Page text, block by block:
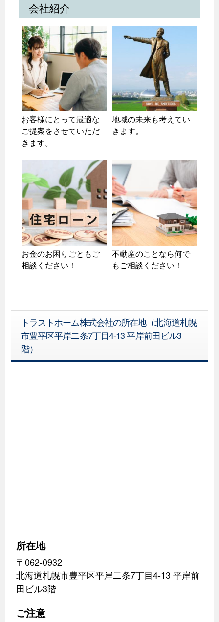
会社紹介
お客様にとって最適な
ご提案をさせていただ
きます。
地域の未来も考えてい
きます。
お金のお困りごともご
相談ください！
不動産のことなら何で
もご相談ください！
トラストホーム株式会社の所在地（北海道札幌
市豊平区平岸二条7丁目4-13 平岸前田ビル3
階）
所在地
〒062-0932
北海道札幌市豊平区平岸二条7丁目4-13 平岸前
田ビル3階
ご注意